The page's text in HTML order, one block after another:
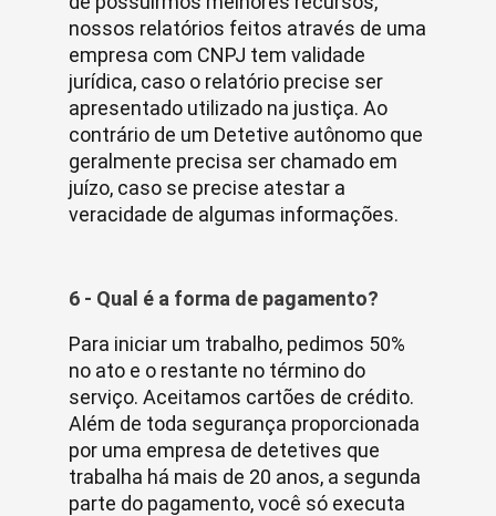
nossos relatórios feitos através de uma
empresa com CNPJ tem validade
jurídica, caso o relatório precise ser
apresentado utilizado na justiça. Ao
contrário de um Detetive autônomo que
geralmente precisa ser chamado em
juízo, caso se precise atestar a
veracidade de algumas informações.
6 - Qual é a forma de pagamento?
Para iniciar um trabalho, pedimos 50%
no ato e o restante no término do
serviço. Aceitamos cartões de crédito.
Além de toda segurança proporcionada
por uma empresa de detetives que
trabalha há mais de 20 anos, a segunda
parte do pagamento, você só executa